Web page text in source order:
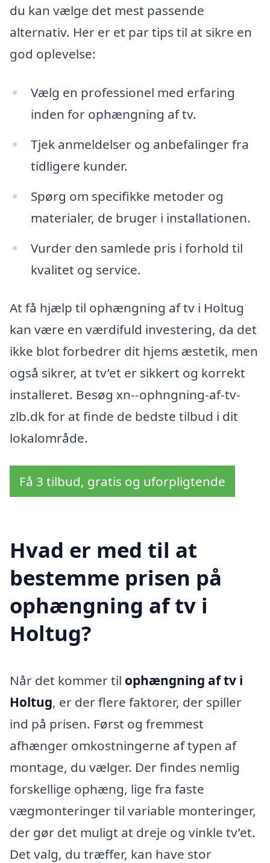
du kan vælge det mest passende
alternativ. Her er et par tips til at sikre en
god oplevelse:
Vælg en professionel med erfaring
inden for ophængning af tv.
Tjek anmeldelser og anbefalinger fra
tidligere kunder.
Spørg om specifikke metoder og
materialer, de bruger i installationen.
Vurder den samlede pris i forhold til
kvalitet og service.
At få hjælp til ophængning af tv i Holtug
kan være en værdifuld investering, da det
ikke blot forbedrer dit hjems æstetik, men
også sikrer, at tv’et er sikkert og korrekt
installeret. Besøg xn--ophngning-af-tv-
zlb.dk for at finde de bedste tilbud i dit
lokalområde.
Få 3 tilbud, gratis og uforpligtende
Hvad er med til at
bestemme prisen på
ophængning af tv i
Holtug?
Når det kommer til ophængning af tv i
Holtug, er der flere faktorer, der spiller
ind på prisen. Først og fremmest
afhænger omkostningerne af typen af
montage, du vælger. Der findes nemlig
forskellige ophæng, lige fra faste
vægmonteringer til variable monteringer,
der gør det muligt at dreje og vinkle tv’et.
Det valg, du træffer, kan have stor